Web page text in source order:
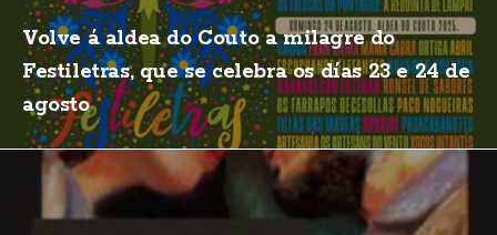
Volve á aldea do Couto a milagre do
Festiletras, que se celebra os días 23 e 24 de
agosto